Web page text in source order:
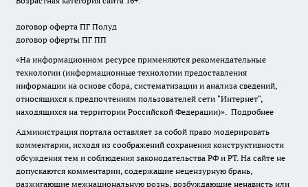
договор оферта ПГ Полуд
договор оферты ПГ ПП
«На информационном ресурсе применяются рекомендательные
технологии (информационные технологии предоставления
информации на основе сбора, систематизации и анализа сведений,
относящихся к предпочтениям пользователей сети "Интернет",
находящихся на территории Российской Федерации)». Подробнее
Администрация портала оставляет за собой право модерировать
комментарии, исходя из соображений сохранения конструктивности
обсуждения тем и соблюдения законодательства РФ и РТ. На сайте не
допускаются комментарии, содержащие нецензурную брань,
разжигающие межнациональную рознь, возбуждающие ненависть или